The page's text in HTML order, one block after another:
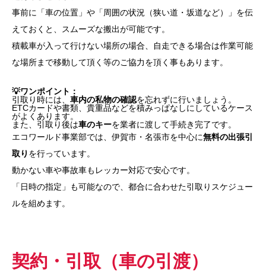
事前に「車の位置」や「周囲の状況（狭い道・坂道など）」を伝
えておくと、スムーズな搬出が可能です。
積載車が入って行けない場所の場合、自走できる場合は作業可能
な場所まで移動して頂く等のご協力を頂く事もあります。
💡ワンポイント：
引取り時には、 車内の私物の確認を忘れずに行いましょう。
ETCカードや書類、貴重品などを積みっぱなしにしているケース
がよくあります。
また、引取り後は車のキーを業者に渡して手続き完了です。
エコワールド事業部では、伊賀市・名張市を中心に無料の出張引
取り を行っています。
動かない車や事故車もレッカー対応で安心です。
「日時の指定」も可能なので、都合に合わせた引取りスケジュー
ルを組めます。
契約・引取（車の引渡）